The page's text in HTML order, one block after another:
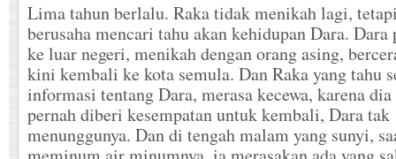
Lima tahun berlalu. Raka tidak menikah lagi,
berusaha mencari tahu akan kehidupan Dara. Dara
ke luar negeri, menikah dengan orang asing,
kini kembali ke kota semula. Dan Raka yang tahu
informasi tentang Dara, merasa kecewa, karena
pernah diberi kesempatan untuk kembali, Dara tak
menunggunya. Dan di tengah malam yang sunyi,